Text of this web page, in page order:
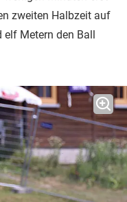
zweiten Halbzeit auf
Metern den Ball